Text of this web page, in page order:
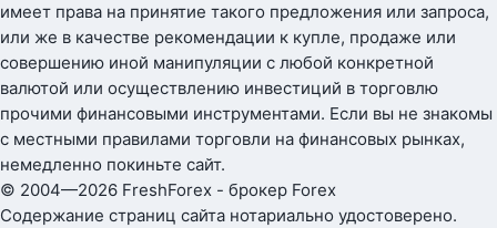
имеет права на принятие такого предложения или запроса,
или же в качестве рекомендации к купле, продаже или
совершению иной манипуляции с любой конкретной
валютой или осуществлению инвестиций в торговлю
прочими финансовыми инструментами. Если вы не знакомы
с местными правилами торговли на финансовых рынках,
немедленно покиньте сайт.
© 2004—2026 FreshForex - брокер Forex
Содержание страниц сайта нотариально удостоверено.